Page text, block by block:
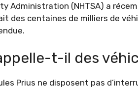
Administration (NHTSA) a
des centaines de milliers de
t-il des
Prius ne disposent pas